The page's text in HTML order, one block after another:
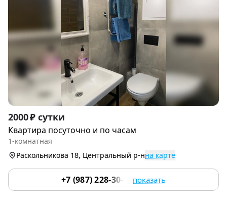
Item
1
of
2000 ₽ сутки
Квартира посуточно и по часам
1-комнатная
Раскольникова 18, Центральный р-нна карте
+7 (987) 228-30-64 показать